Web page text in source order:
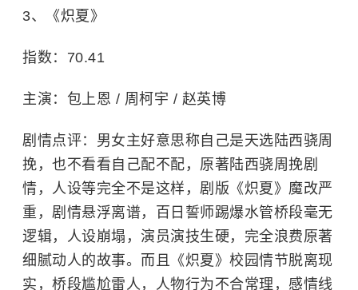
3、《炽夏》
指数：70.41
主演：包上恩 / 周柯宇 / 赵英博
剧情点评：男女主好意思称自己是天选陆西骁周
挽，也不看看自己配不配，原著陆西骁周挽剧
情，人设等完全不是这样，剧版《炽夏》魔改严
重，剧情悬浮离谱，百日誓师踢爆水管桥段毫无
逻辑，人设崩塌，演员演技生硬，完全浪费原著
细腻动人的故事。而且《炽夏》校园情节脱离现
实，桥段尴尬雷人，人物行为不合常理，感情线